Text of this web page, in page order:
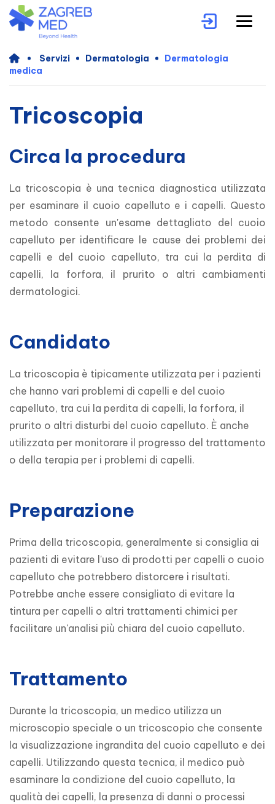
Servizi Dermatologia
Dermatologia
medica
Tricoscopia
Circa la procedura
La tricoscopia è una tecnica diagnostica utilizzata
per esaminare il cuoio capelluto e i capelli. Questo
metodo consente un'esame dettagliato del cuoio
capelluto per identificare le cause dei problemi dei
capelli e del cuoio capelluto, tra cui la perdita di
capelli, la forfora, il prurito o altri cambiamenti
dermatologici.
Candidato
La tricoscopia è tipicamente utilizzata per i pazienti
che hanno vari problemi di capelli e del cuoio
capelluto, tra cui la perdita di capelli, la forfora, il
prurito o altri disturbi del cuoio capelluto. È anche
utilizzata per monitorare il progresso del trattamento
o della terapia per i problemi di capelli.
Preparazione
Prima della tricoscopia, generalmente si consiglia ai
pazienti di evitare l'uso di prodotti per capelli o cuoio
capelluto che potrebbero distorcere i risultati.
Potrebbe anche essere consigliato di evitare la
tintura per capelli o altri trattamenti chimici per
facilitare un'analisi più chiara del cuoio capelluto.
Trattamento
Durante la tricoscopia, un medico utilizza un
microscopio speciale o un tricoscopio che consente
la visualizzazione ingrandita del cuoio capelluto e dei
capelli. Utilizzando questa tecnica, il medico può
esaminare la condizione del cuoio capelluto, la
qualità dei capelli, la presenza di danni o processi